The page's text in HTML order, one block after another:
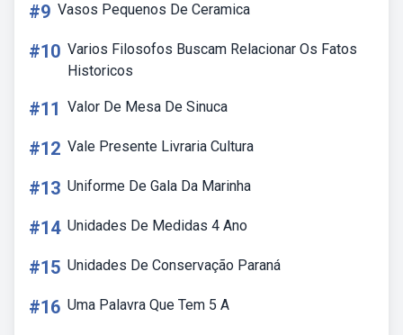
#9 Vasos Pequenos De Ceramica
#10 Varios Filosofos Buscam Relacionar Os Fatos
Historicos
#11 Valor De Mesa De Sinuca
#12 Vale Presente Livraria Cultura
#13 Uniforme De Gala Da Marinha
#14 Unidades De Medidas 4 Ano
#15 Unidades De Conservação Paraná
#16 Uma Palavra Que Tem 5 A